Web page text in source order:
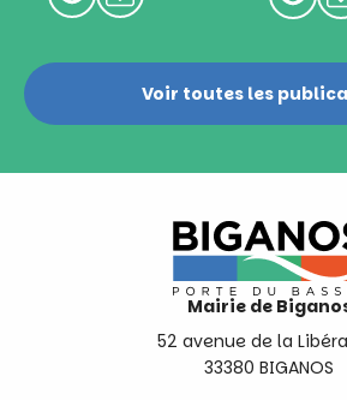
Voir toutes les
Mairie de
52 avenue de la
33380 BIGANOS